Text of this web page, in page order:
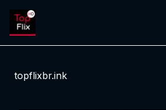
topflixbr.ink